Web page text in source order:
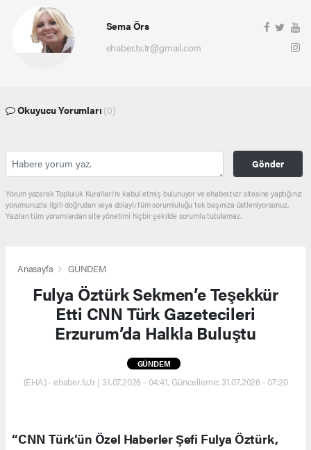
Sema Örs
ehaber.tv.tr@gmail.com
Okuyucu Yorumları (0)
Gönder
Yorum yazarak Topluluk Kuralları’nı kabul etmiş bulunuyor ve ehaber.tv.tr sitesine yaptığınız
yorumunuzla ilgili doğrudan veya dolaylı tüm sorumluluğu tek başınıza üstleniyorsunuz.
Yazılan tüm yorumlardan site yönetimi hiçbir şekilde sorumlu tutulamaz.
Anasayfa GÜNDEM
Fulya Öztürk Sekmen’e Teşekkür
Etti CNN Türk Gazetecileri
Erzurum’da Halkla Buluştu
GÜNDEM
(EHA) - ehaber.tv.tr | 31.07.2026 - 04:41, Güncelleme: 31.07.2026 - 07:20
“CNN Türk’ün Özel Haberler Şefi Fulya Öztürk,